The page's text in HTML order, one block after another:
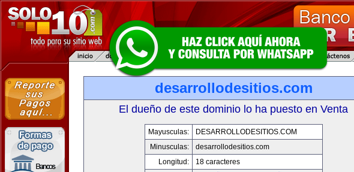
desarrollodesitios.com
El dueño de este dominio lo ha puesto en Venta
Mayusculas:
DESARROLLODESITIOS.COM
Minusculas:
desarrollodesitios.com
Longitud:
18 caracteres